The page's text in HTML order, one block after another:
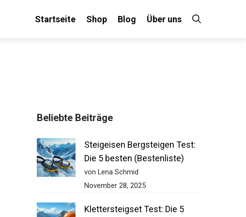
Startseite Shop Blog Über uns
Beliebte Beiträge
Steigeisen Bergsteigen Test:
Die 5 besten (Bestenliste)
von Lena Schmid
November 28, 2025
Klettersteigset Test: Die 5